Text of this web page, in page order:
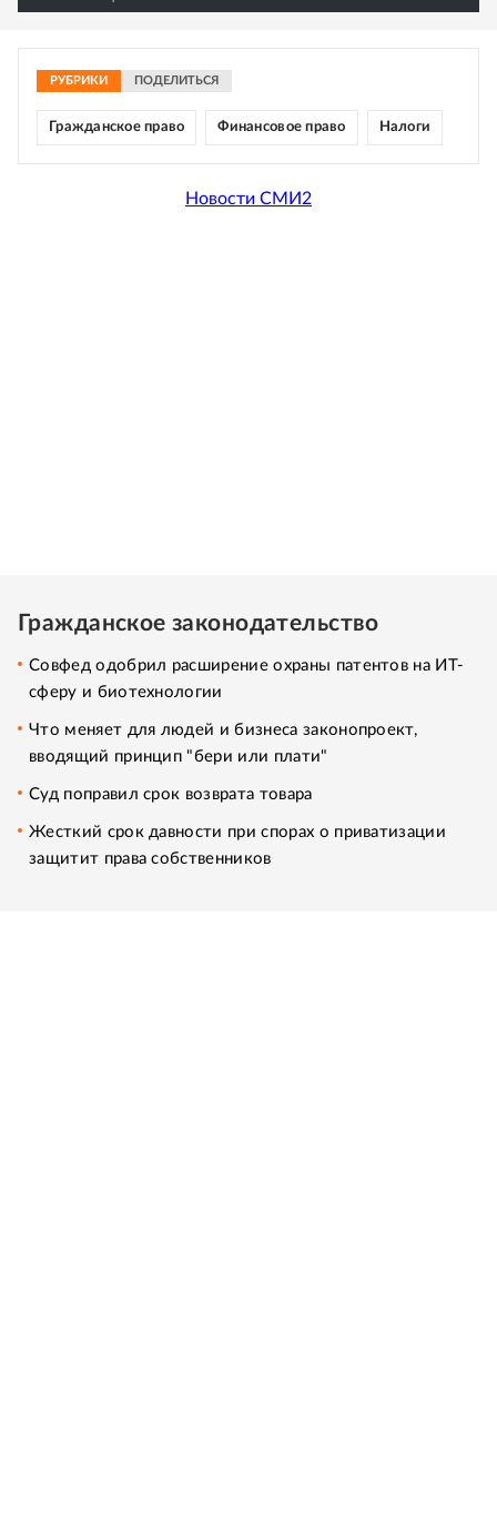
РУБРИКИ ПОДЕЛИТЬСЯ
Гражданское право Финансовое право Налоги
Новости СМИ2
Гражданское законодательство
Совфед одобрил расширение охраны патентов на ИТ-
сферу и биотехнологии
Что меняет для людей и бизнеса законопроект,
вводящий принцип "бери или плати"
Суд поправил срок возврата товара
Жесткий срок давности при спорах о приватизации
защитит права собственников